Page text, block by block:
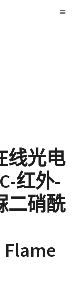
线光电
红外-
二硝酰